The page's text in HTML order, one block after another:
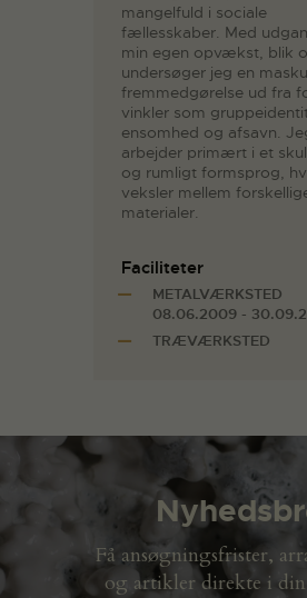
mangelfuld i sociale
fællesskaber. Med
min egen opvækst, blik
undersøger jeg en
fremmedgørelse ud fra
vinkler som
ensomhed og afsavn.
arbejder primært i et
og rumligt formsprog,
veksler mellem
materialer.
Faciliteter
METALVÆRKSTED
08.06.2009 -
TRÆVÆRKSTED
Få ansøgningsfrister,
og artikler direkte i